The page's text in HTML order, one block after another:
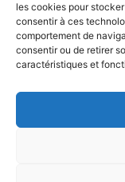
les cookies pour
consentir à ces
comportement de
consentir ou de retirer
caractéristiques et